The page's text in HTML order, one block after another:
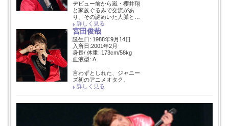
デビュー前から嵐・櫻井翔
と家族ぐるみで交流があ
り、その謎めいた人脈と…
詳しく見る
宮田俊哉
誕生日: 1988年9月14日
入所日:2001年2月
身長/ 体重: 173cm/58kg
血液型: A
言わずとしれた、ジャニー
ズ初のアニメオタク。
詳しく見る